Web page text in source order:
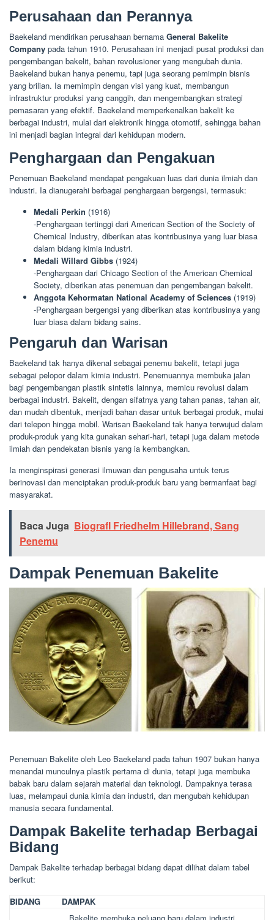
Perusahaan dan Perannya
Baekeland mendirikan perusahaan bernama General Bakelite
Company pada tahun 1910. Perusahaan ini menjadi pusat produksi dan
pengembangan bakelit, bahan revolusioner yang mengubah dunia.
Baekeland bukan hanya penemu, tapi juga seorang pemimpin bisnis
yang brilian. Ia memimpin dengan visi yang kuat, membangun
infrastruktur produksi yang canggih, dan mengembangkan strategi
pemasaran yang efektif. Baekeland memperkenalkan bakelit ke
berbagai industri, mulai dari elektronik hingga otomotif, sehingga bahan
ini menjadi bagian integral dari kehidupan modern.
Penghargaan dan Pengakuan
Penemuan Baekeland mendapat pengakuan luas dari dunia ilmiah dan
industri. Ia dianugerahi berbagai penghargaan bergengsi, termasuk:
Medali Perkin (1916)
-Penghargaan tertinggi dari American Section of the Society of
Chemical Industry, diberikan atas kontribusinya yang luar biasa
dalam bidang kimia industri.
Medali Willard Gibbs (1924)
-Penghargaan dari Chicago Section of the American Chemical
Society, diberikan atas penemuan dan pengembangan bakelit.
Anggota Kehormatan National Academy of Sciences (1919)
-Penghargaan bergengsi yang diberikan atas kontribusinya yang
luar biasa dalam bidang sains.
Pengaruh dan Warisan
Baekeland tak hanya dikenal sebagai penemu bakelit, tetapi juga
sebagai pelopor dalam kimia industri. Penemuannya membuka jalan
bagi pengembangan plastik sintetis lainnya, memicu revolusi dalam
berbagai industri. Bakelit, dengan sifatnya yang tahan panas, tahan air,
dan mudah dibentuk, menjadi bahan dasar untuk berbagai produk, mulai
dari telepon hingga mobil. Warisan Baekeland tak hanya terwujud dalam
produk-produk yang kita gunakan sehari-hari, tetapi juga dalam metode
ilmiah dan pendekatan bisnis yang ia kembangkan.
Ia menginspirasi generasi ilmuwan dan pengusaha untuk terus
berinovasi dan menciptakan produk-produk baru yang bermanfaat bagi
masyarakat.
Baca Juga BiografI Friedhelm Hillebrand, Sang
Penemu
Dampak Penemuan Bakelite
Penemuan Bakelite oleh Leo Baekeland pada tahun 1907 bukan hanya
menandai munculnya plastik pertama di dunia, tetapi juga membuka
babak baru dalam sejarah material dan teknologi. Dampaknya terasa
luas, melampaui dunia kimia dan industri, dan mengubah kehidupan
manusia secara fundamental.
Dampak Bakelite terhadap Berbagai
Bidang
Dampak Bakelite terhadap berbagai bidang dapat dilihat dalam tabel
berikut:
BIDANG
DAMPAK